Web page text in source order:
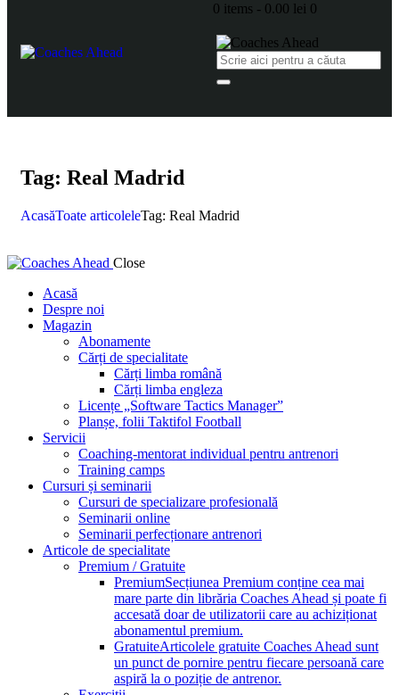
0 items - 0.00 lei 0
Tag: Real Madrid
AcasăToate articoleleTag: Real Madrid
Close
Acasă
Despre noi
Magazin
Abonamente
Cărți de specialitate
Cărți limba română
Cărți limba engleza
Licențe „Software Tactics Manager”
Planșe, folii Taktifol Football
Servicii
Coaching-mentorat individual pentru antrenori
Training camps
Cursuri și seminarii
Cursuri de specializare profesională
Seminarii online
Seminarii perfecționare antrenori
Articole de specialitate
Premium / Gratuite
PremiumSecțiunea Premium conține cea mai
mare parte din librăria Coaches Ahead și poate fi
accesată doar de utilizatorii care au achiziționat
abonamentul premium.
GratuiteArticolele gratuite Coaches Ahead sunt
un punct de pornire pentru fiecare persoană care
aspiră la o poziție de antrenor.